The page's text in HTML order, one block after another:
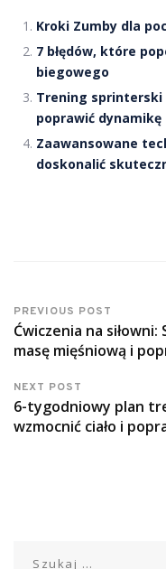
Kroki Zumby dla
7 błędów, które
biegowego
Trening sprinterski
poprawić dynamikę
Zaawansowane
doskonalić
PREVIOUS POST
Ćwiczenia na
masę mięśniową i
NEXT POST
6-tygodniowy plan
wzmocnić ciało i